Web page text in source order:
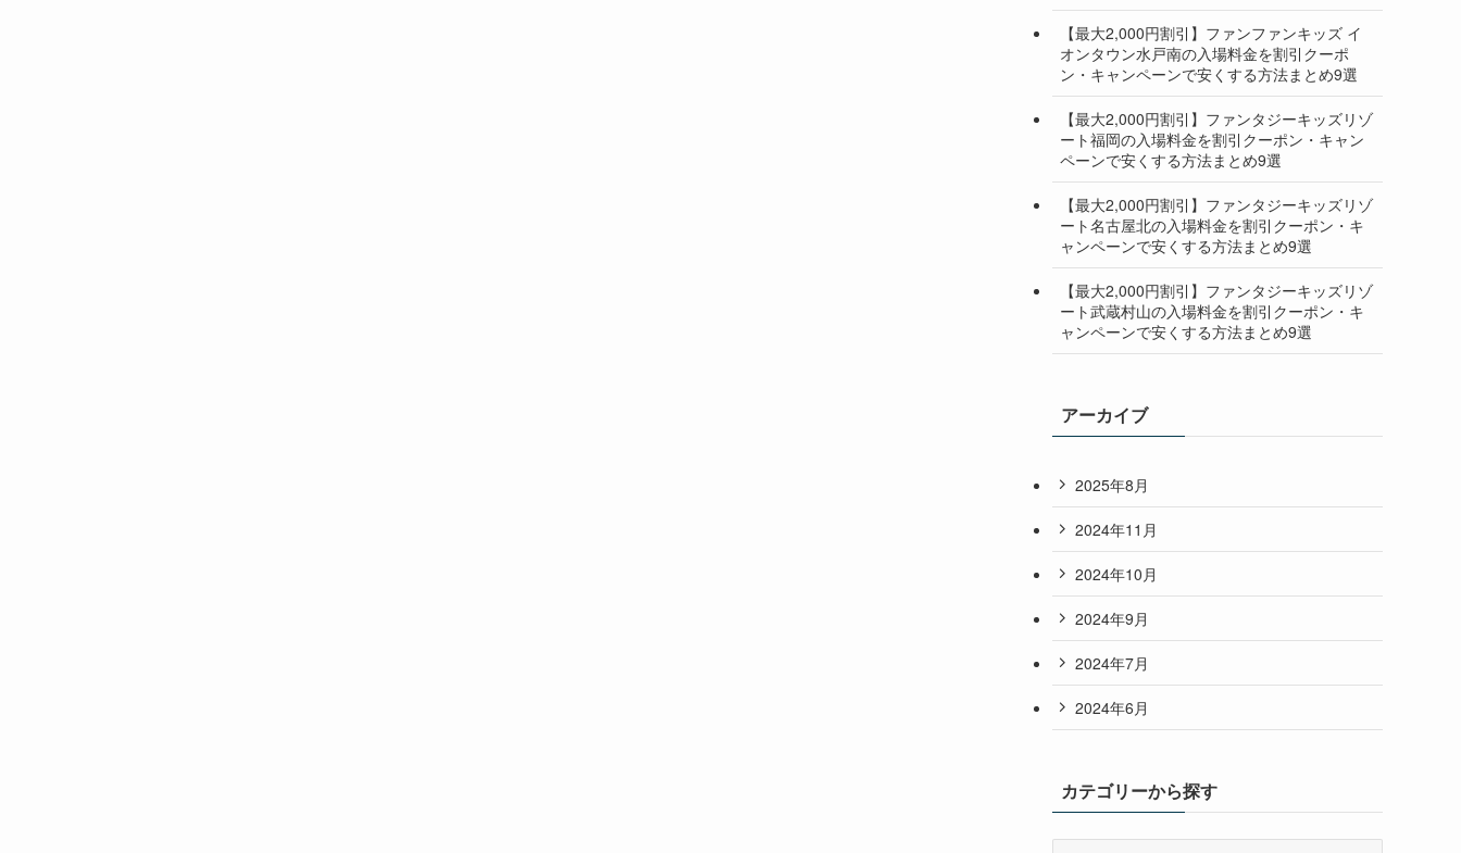
【最大2,000円割引】ファンファンキッズ イ
オンタウン水戸南の入場料金を割引クーポ
ン・キャンペーンで安くする方法まとめ9選
【最大2,000円割引】ファンタジーキッズリゾ
ート福岡の入場料金を割引クーポン・キャン
ペーンで安くする方法まとめ9選
【最大2,000円割引】ファンタジーキッズリゾ
ート名古屋北の入場料金を割引クーポン・キ
ャンペーンで安くする方法まとめ9選
【最大2,000円割引】ファンタジーキッズリゾ
ート武蔵村山の入場料金を割引クーポン・キ
ャンペーンで安くする方法まとめ9選
アーカイブ
2025年8月
2024年11月
2024年10月
2024年9月
2024年7月
2024年6月
カテゴリーから探す